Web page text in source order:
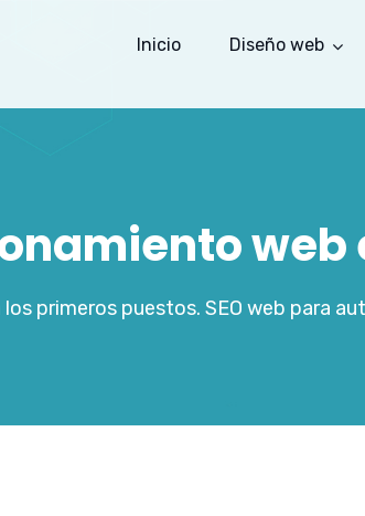
Inicio Diseño web
los primeros puestos. SEO web para